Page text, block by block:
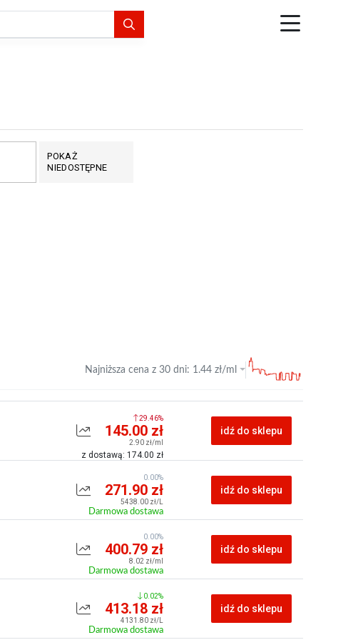
POKAŻ
NIEDOSTĘPNE
Najniższa cena z 30 dni: 1.44 zł/ml
145.00 zł
2.90 zł/ml
z dostawą: 174.00 zł
29.46%
idź do sklepu
271.90 zł
5438.00 zł/L
Darmowa dostawa
0.00%
idź do sklepu
400.79 zł
8.02 zł/ml
Darmowa dostawa
0.00%
idź do sklepu
413.18 zł
4131.80 zł/L
Darmowa dostawa
0.02%
idź do sklepu